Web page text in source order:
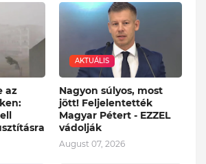
az
AKTUÁLIS
Nagyon súlyos, most
jött! Feljelentették
Magyar Pétert - EZZEL
vádolják
August 07, 2026